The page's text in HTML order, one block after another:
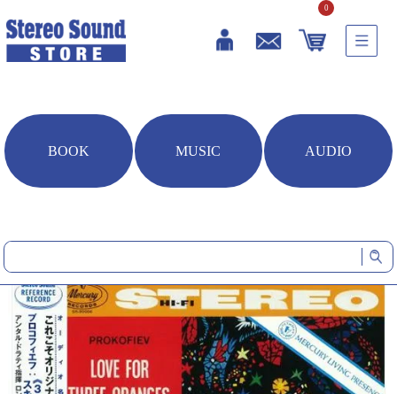
0
BOOK MUSIC AUDIO
HOME
音楽ソフト